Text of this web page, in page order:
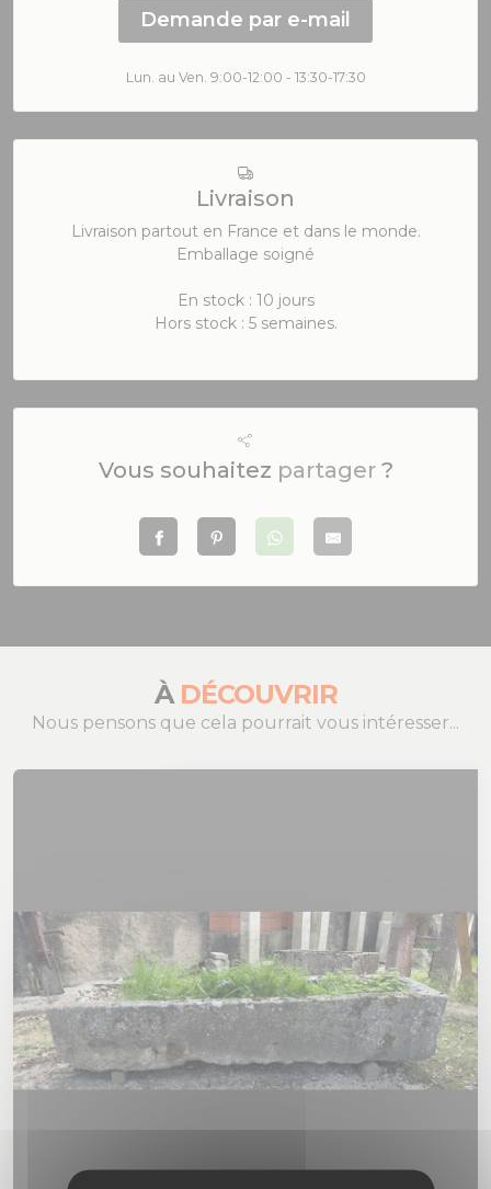
Demande par e-mail
Lun. au Ven. 9:00-12:00 - 13:30-17:30
Livraison
Livraison partout en France et dans le monde.
Emballage soigné
En stock : 10 jours
Hors stock : 5 semaines.
Vous souhaitez partager?
À DÉCOUVRIR
Nous pensons que cela pourrait vous intéresser...